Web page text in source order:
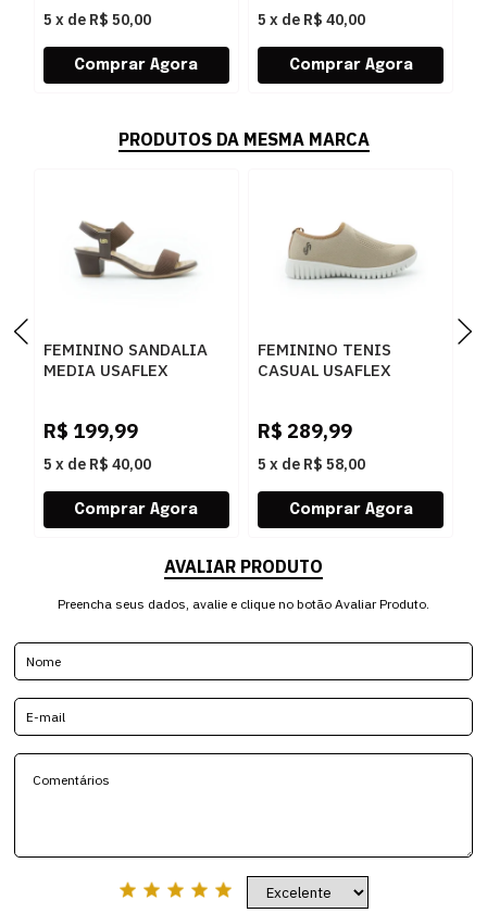
5 x de R$ 50,00 5 x de R$ 40,00
PRODUTOS DA MESMA MARCA
FEMININO SANDALIA
MEDIA USAFLEX
R$ 199,99
5 x de R$ 40,00
FEMININO TENIS
CASUAL USAFLEX
R$ 289,99
5 x de R$ 58,00
AVALIAR PRODUTO
Preencha seus dados, avalie e clique no botão Avaliar Produto.